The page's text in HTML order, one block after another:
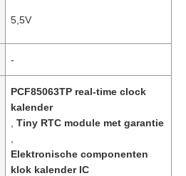
5,5V
-
PCF85063TP real-time clock
kalender
,Tiny RTC module met garantie
Elektronische componenten
klok kalender IC